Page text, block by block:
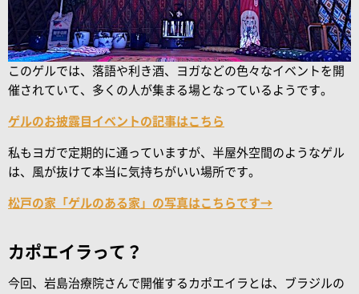
このゲルでは、落語や利き酒、ヨガなどの色々なイベントを開
催されていて、多くの人が集まる場となっているようです。
ゲルのお披露目イベントの記事はこちら
私もヨガで定期的に通っていますが、半屋外空間のようなゲル
は、風が抜けて本当に気持ちがいい場所です。
松戸の家「ゲルのある家」の写真はこちらです→
カポエイラって？
今回、岩島治療院さんで開催するカポエイラとは、ブラジルの